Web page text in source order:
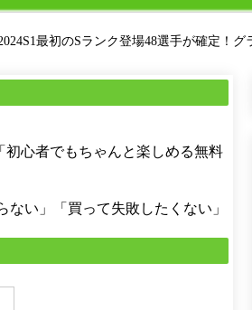
最初のSランク登場48選手が確定！
初心者でもちゃんと楽しめる無料
い」「買って失敗したくない」